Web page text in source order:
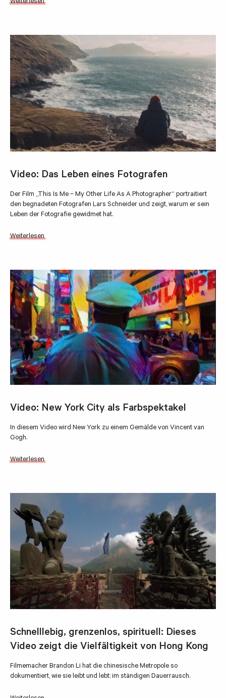
Weiterlesen
Video: Das Leben eines Fotografen
Der Film „This Is Me – My Other Life As A Photographer“ portraitiert
den begnadeten Fotografen Lars Schneider und zeigt, warum er sein
Leben der Fotografie gewidmet hat.
Weiterlesen
Video: New York City als Farbspektakel
In diesem Video wird New York zu einem Gemälde von Vincent van
Gogh.
Weiterlesen
Schnelllebig, grenzenlos, spirituell: Dieses
Video zeigt die Vielfältigkeit von Hong Kong
Filmemacher Brandon Li hat die chinesische Metropole so
dokumentiert, wie sie leibt und lebt: im ständigen Dauerrausch.